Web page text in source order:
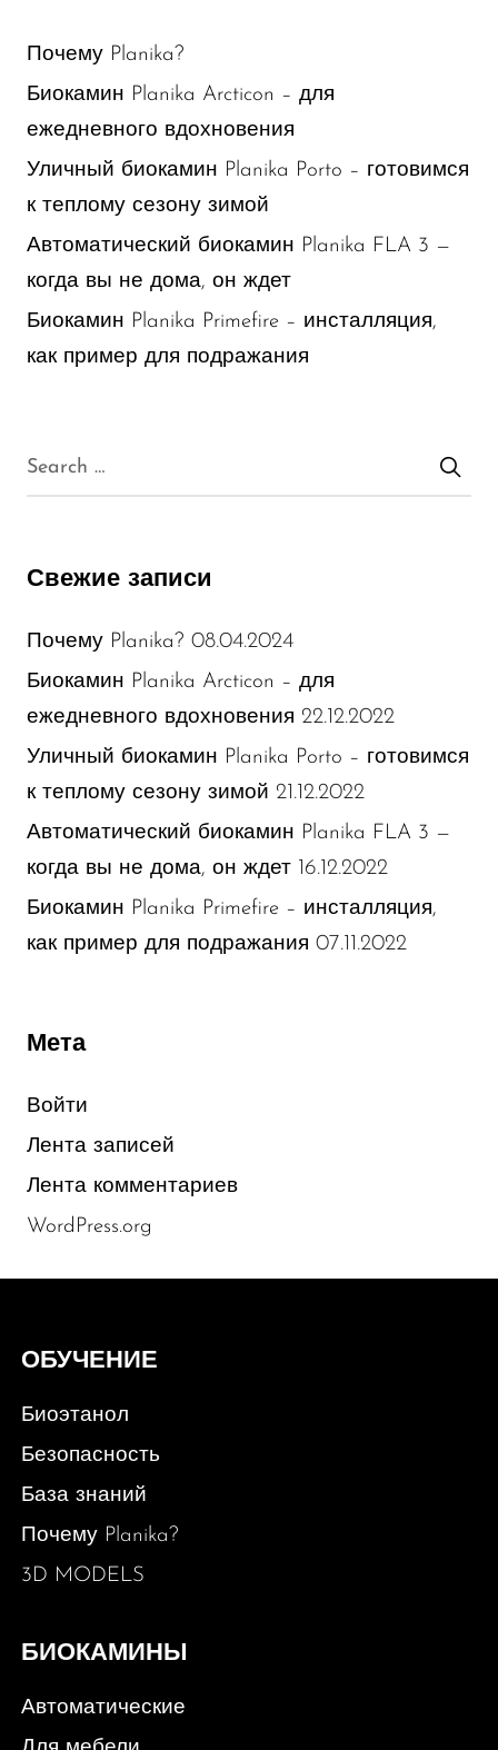
Почему Planika?
Биокамин Planika Arcticon – для
ежедневного вдохновения
Уличный биокамин Planika Porto – готовимся
к теплому сезону зимой
Автоматический биокамин Planika FLA 3 —
когда вы не дома, он ждет
Биокамин Planika Primefire – инсталляция,
как пример для подражания
Свежие записи
Почему Planika? 08.04.2024
Биокамин Planika Arcticon – для
ежедневного вдохновения 22.12.2022
Уличный биокамин Planika Porto – готовимся
к теплому сезону зимой 21.12.2022
Автоматический биокамин Planika FLA 3 —
когда вы не дома, он ждет 16.12.2022
Биокамин Planika Primefire – инсталляция,
как пример для подражания 07.11.2022
Мета
Войти
Лента записей
Лента комментариев
WordPress.org
ОБУЧЕНИЕ
Биоэтанол
Безопасность
База знаний
Почему Planika?
3D MODELS
БИОКАМИНЫ
Автоматические